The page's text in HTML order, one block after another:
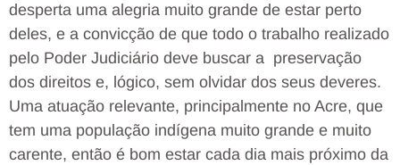
desperta uma alegria muito grande de estar perto
deles, e a convicção de que todo o trabalho realizado
pelo Poder Judiciário deve buscar a preservação
dos direitos e, lógico, sem olvidar dos seus deveres.
Uma atuação relevante, principalmente no Acre, que
tem uma população indígena muito grande e muito
carente, então é bom estar cada dia mais próximo da